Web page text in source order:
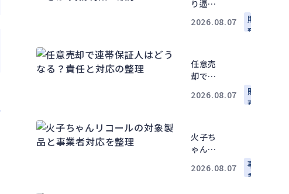
り逼迫
ら着手
判断の
順序
2026.08.07
財
務
任意売
却で連
人はど
任と対
応の整
2026.08.07
財
務
火子ち
ゃんリ
の対象
2026.08.07
事
業